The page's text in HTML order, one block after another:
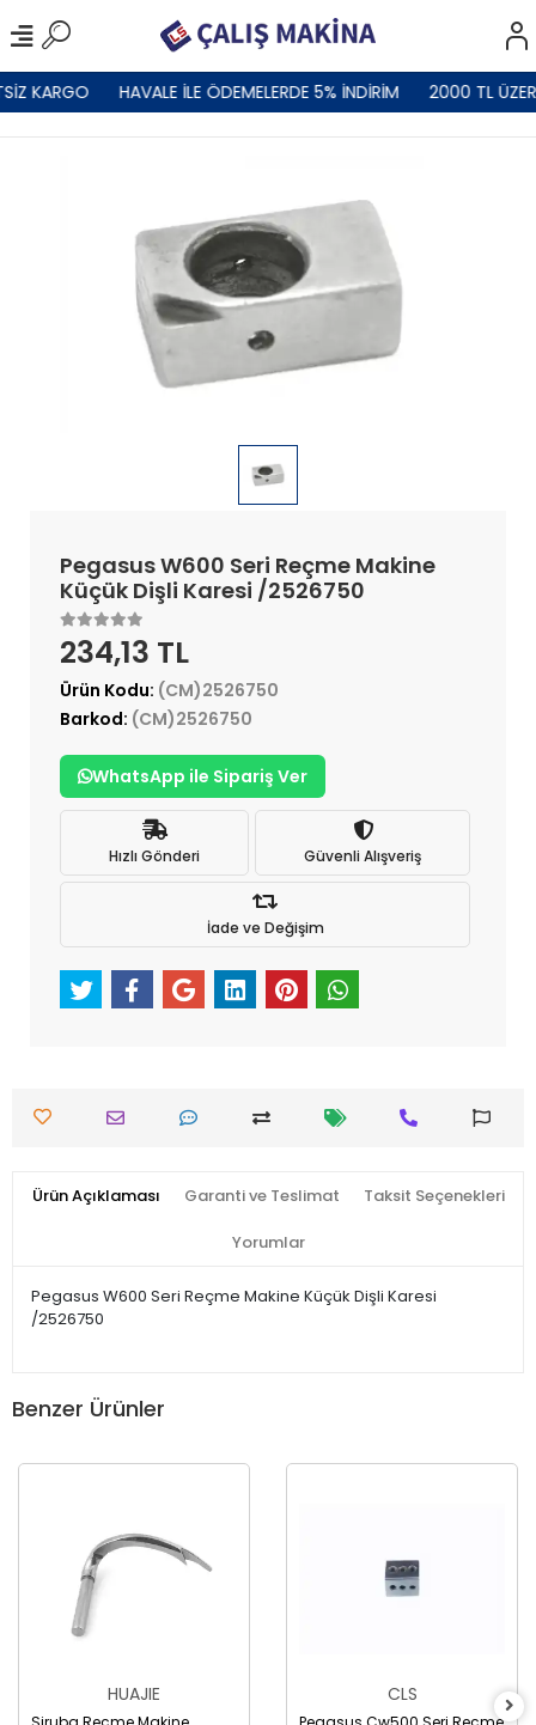
KARGO HAVALE İLE ÖDEMELERDE 5% İNDİRİM 2000 TL
Pegasus W600 Seri Reçme Makine
Küçük Dişli Karesi /2526750
234,13 TL
Ürün Kodu: (CM)2526750
Barkod: (CM)2526750
WhatsApp ile Sipariş Ver
Hızlı Gönderi Güvenli Alışveriş
İade ve Değişim
Ürün Açıklaması Garanti ve Teslimat Taksit Seçenekleri
Yorumlar
Pegasus W600 Seri Reçme Makine Küçük Dişli Karesi
/2526750
Benzer Ürünler
HUAJIE CLS